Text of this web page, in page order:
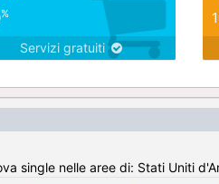
%
Servizi gratuiti
single nelle aree di: Stati Uniti